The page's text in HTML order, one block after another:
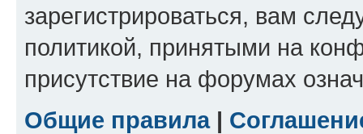
зарегистрироваться, вам
политикой, принятыми на
присутствие на форумах
Общие правила|